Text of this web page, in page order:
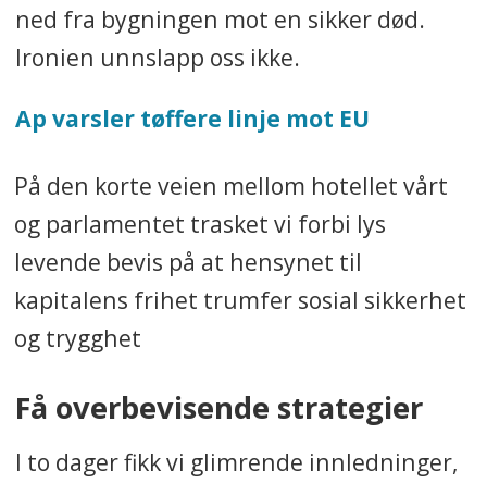
ned fra bygningen mot en sikker død.
Ironien unnslapp oss ikke.
Ap varsler tøffere linje mot EU
På den korte veien mellom hotellet vårt
og parlamentet trasket vi forbi lys
levende bevis på at hensynet til
kapitalens frihet trumfer sosial sikkerhet
og trygghet
Få overbevisende strategier
I to dager fikk vi glimrende innledninger,